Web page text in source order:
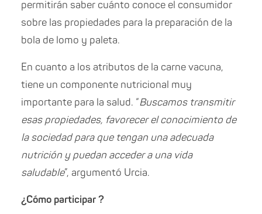
permitirán saber cuánto conoce el consumidor
sobre las propiedades para la preparación de la
bola de lomo y paleta.
En cuanto a los atributos de la carne vacuna,
tiene un componente nutricional muy
importante para la salud. “Buscamos transmitir
esas propiedades, favorecer el conocimiento de
la sociedad para que tengan una adecuada
nutrición y puedan acceder a una vida
saludable”, argumentó Urcia.
¿Cómo participar ?